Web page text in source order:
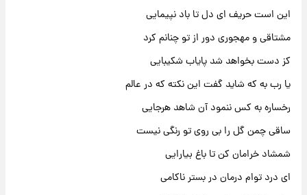
این است حریف ای دل تا باد نپیمایی
مشتاقی و مهجوری دور از تو چنانم کرد
کز دست بخواهد شد پایاب شکیبایی
یا رب به که شاید گفت این نکته که در عالم
رخساره به کس ننمود آن شاهد هرجایی
ساقی چمن گل را بی روی تو رنگی نیست
شمشاد خرامان کن تا باغ بیارایی
ای درد توام درمان در بستر ناکامی